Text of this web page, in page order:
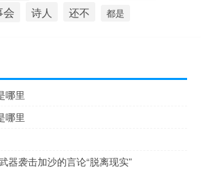
会 诗人 还不 都是
哪里
哪里
器袭击加沙的言论“脱离现实”